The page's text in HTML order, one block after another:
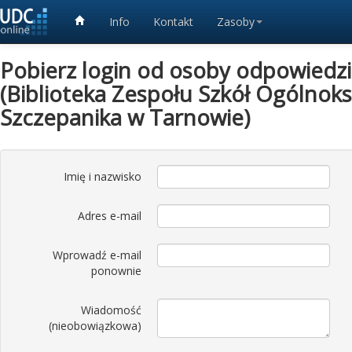
Info Kontakt Zasoby
Pobierz login od osoby
(Biblioteka Zespołu Szkół
Szczepanika w Tarnowie)
Imię i nazwisko
Adres e-mail
Wprowadź e-mail
ponownie
Wiadomość
(nieobowiązkowa)